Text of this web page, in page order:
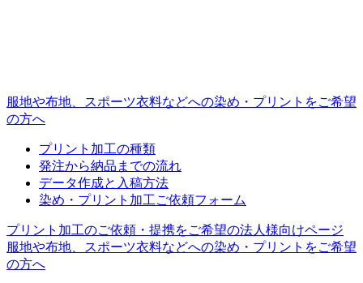
服地や布地、スポーツ衣料などへの染め・プリントをご希望
の方へ
プリント加工の種類
発注から納品までの流れ
データ作成と入稿方法
染め・プリント加工ご依頼フォーム
プリント加工のご依頼・提携をご希望の法人様向けページ
服地や布地、スポーツ衣料などへの染め・プリントをご希望
の方へ